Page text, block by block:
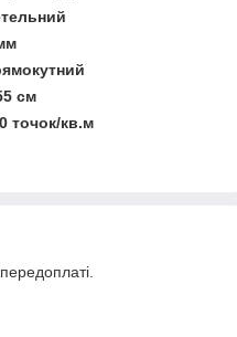
см
точок/кв.м